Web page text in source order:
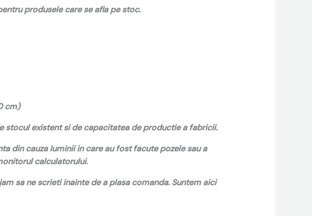
produsele care se afla pe stoc.
cm)
stocul existent si de capacitatea de productie a fabricii.
din cauza luminii in care au fost facute pozele sau a
calculatorului.
sa ne scrieti inainte de a plasa comanda. Suntem aici